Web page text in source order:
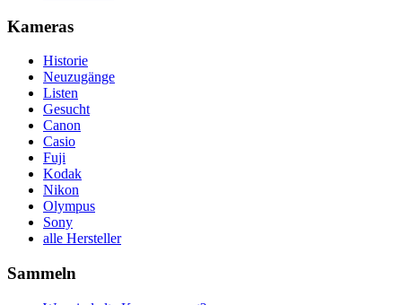
Kameras
Historie
Neuzugänge
Listen
Gesucht
Canon
Casio
Fuji
Kodak
Nikon
Olympus
Sony
alle Hersteller
Sammeln